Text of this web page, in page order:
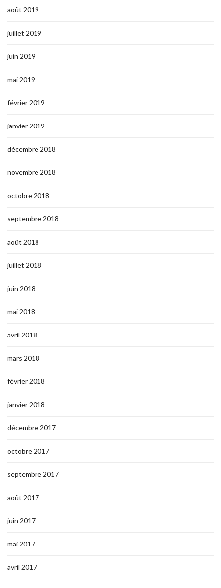
août 2019
juillet 2019
juin 2019
mai 2019
février 2019
janvier 2019
décembre 2018
novembre 2018
octobre 2018
septembre 2018
août 2018
juillet 2018
juin 2018
mai 2018
avril 2018
mars 2018
février 2018
janvier 2018
décembre 2017
octobre 2017
septembre 2017
août 2017
juin 2017
mai 2017
avril 2017